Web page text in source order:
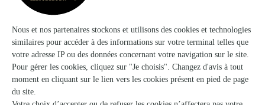
Un cadeau
Un cadeau, Une prestation Tout était au rdv Merci
16/07/2026
★ ★ ★